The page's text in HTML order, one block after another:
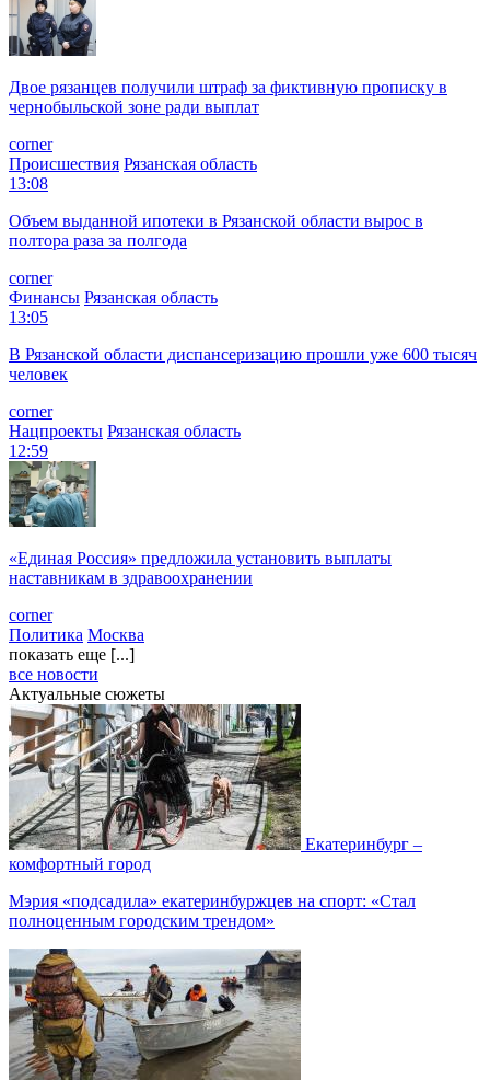
Двое рязанцев получили штраф за фиктивную прописку в
чернобыльской зоне ради выплат
corner
Происшествия Рязанская область
13:08
Объем выданной ипотеки в Рязанской области вырос в
полтора раза за полгода
corner
Финансы Рязанская область
13:05
В Рязанской области диспансеризацию прошли уже 600 тысяч
человек
corner
Нацпроекты Рязанская область
12:59
«Единая Россия» предложила установить выплаты
наставникам в здравоохранении
corner
Политика Москва
показать еще [...]
все новости
Актуальные сюжеты
Екатеринбург –
комфортный город
Мэрия «подсадила» екатеринбуржцев на спорт: «Стал
полноценным городским трендом»